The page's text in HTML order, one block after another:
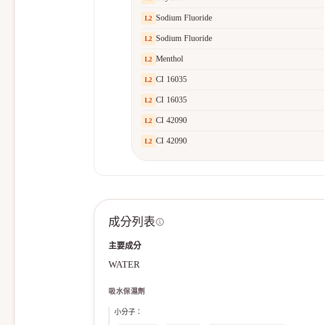
L2 Sodium Fluoride
L2 Sodium Fluoride
L2 Menthol
L2 CI 16035
L2 CI 16035
L2 CI 42090
L2 CI 42090
成分列表
主要成分
WATER
吸水保濕劑
小分子 ：